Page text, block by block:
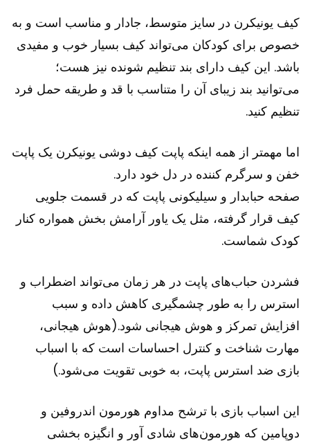
کیف یونیکرن در سایز متوسط، جادار و مناسب است و به
خصوص برای کودکان می‌تواند کیف بسیار خوب و مفیدی
باشد. این کیف دارای بند تنظیم شونده نیز هست؛
می‌توانید بند زیبای آن را متناسب با قد و طریقه حمل فرد
تنظیم کنید.
اما مهمتر از همه اینکه پاپت کیف دوشی یونیکرن یک پاپت
خفن و سرگرم کننده در دل خود دارد.
صفحه حبابدار و سیلیکونی پاپت که در قسمت جلویی
کیف قرار گرفته، مثل یک یاور آرامش بخش همواره کنار
کودک شماست.
فشردن حباب‌های پاپت در هر زمان می‌تواند اضطراب و
استرس را به طور چشمگیری کاهش داده و سبب
افزایش تمرکز و هوش هیجانی شود.(هوش هیجانی،
مهارت شناخت و کنترل احساسات است که با اسباب
بازی ضد استرس پاپت، به خوبی تقویت می‌شود.)
این اسباب بازی با ترشح مداوم هورمون اندروفین و
دوپامین که هورمون‌های شادی آور و انگیزه بخشی